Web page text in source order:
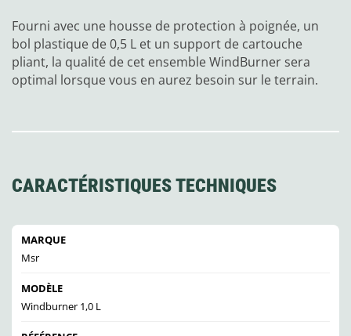
Fourni avec une housse de protection à poignée, un
bol plastique de 0,5 L et un support de cartouche
pliant, la qualité de cet ensemble WindBurner sera
optimal lorsque vous en aurez besoin sur le terrain.
CARACTÉRISTIQUES TECHNIQUES
MARQUE
Msr
MODÈLE
Windburner 1,0 L